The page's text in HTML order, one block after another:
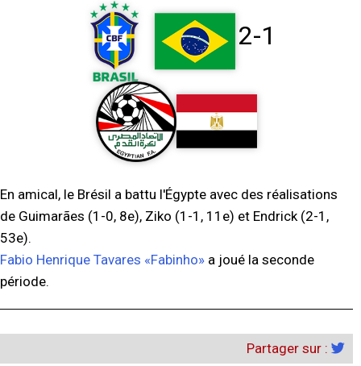
2-1
En amical, le Brésil a battu l'Égypte avec des réalisations
de Guimarães (1-0, 8e), Ziko (1-1, 11e) et Endrick (2-1,
53e).
Fabio Henrique Tavares «Fabinho» a joué la seconde
période.
Partager sur :